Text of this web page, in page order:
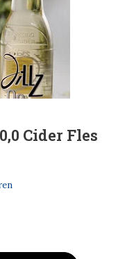
Cider Fles